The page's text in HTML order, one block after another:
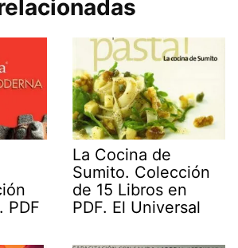
PDF
La Cocina de
Sumito. Colección
de 15 Libros en
PDF. El Universal